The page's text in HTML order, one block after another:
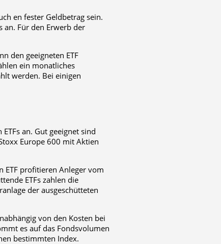
en fester Geldbetrag sein.
an. Für den Erwerb der
den geeigneten ETF
ein monatliches
werden. Bei einigen
an. Gut geeignet sind
Europe 600 mit Aktien
ETF profitieren Anleger vom
ETFs zahlen die
der ausgeschütteten
von den Kosten bei
es auf das Fondsvolumen
bestimmten Index.